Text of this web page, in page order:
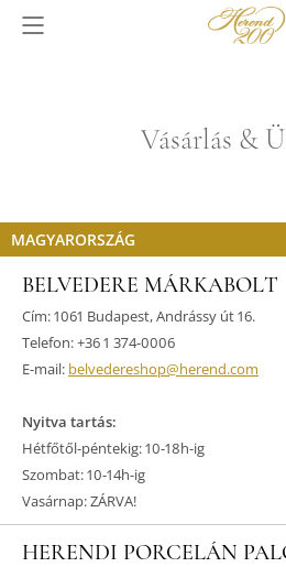
Vásárlás &
MAGYARORSZÁG
BELVEDERE MÁRKABOLT
Cím: 1061 Budapest, Andrássy út 16.
Telefon: +36 1 374-0006
E-mail: belvedereshop@herend.com
Nyitva tartás:
Hétfőtől-péntekig: 10-18h-ig
Szombat: 10-14h-ig
Vasárnap: ZÁRVA!
HERENDI PORCELÁN